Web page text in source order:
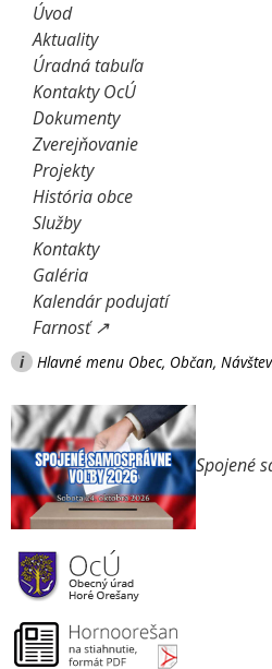
Úvod
Aktuality
Úradná tabuľa
Kontakty OcÚ
Dokumenty
Zverejňovanie
Projekty
História obce
Služby
Kontakty
Galéria
Kalendár podujatí
Farnosť ↗
i Hlavné menu Obec, Občan,
Spojené